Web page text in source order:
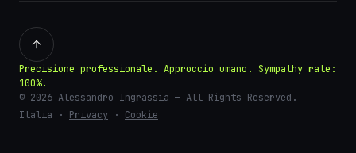
© 2026 Alessandro Ingrassia — All Rights Reserved.
Italia · Privacy · Cookie
Precisione professionale. Approccio umano. Sympathy rate:
100%.